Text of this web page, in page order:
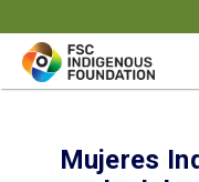
to
content
Mujeres